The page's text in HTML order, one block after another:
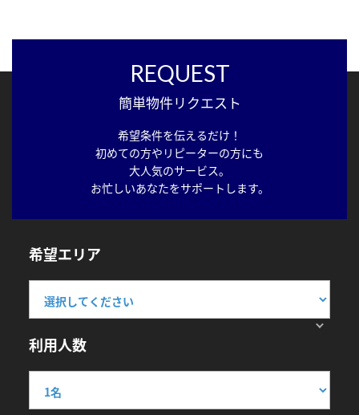
REQUEST
簡単物件リクエスト
希望条件を伝えるだけ！
初めての方やリピーターの方にも
大人気のサービス。
お忙しいあなたをサポートします。
希望エリア
利用人数